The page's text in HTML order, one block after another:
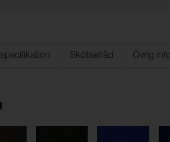
Skötselråd Övrig